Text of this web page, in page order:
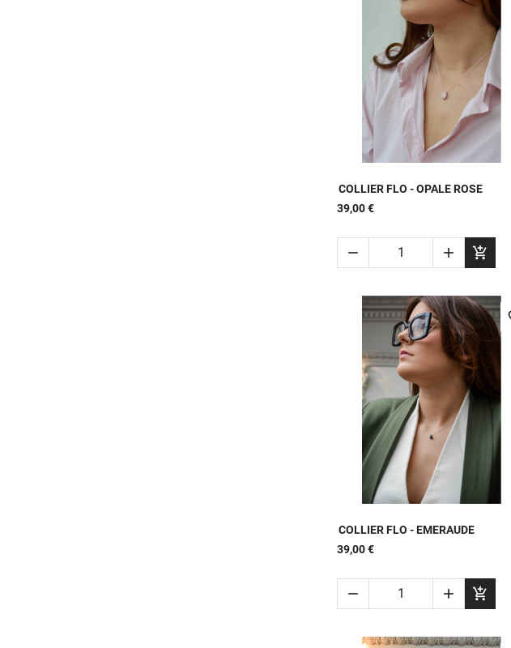
APERÇU RAPIDE
COLLIER FLO - OPALE ROSE
39,00 €
  
APERÇU RAPIDE
COLLIER FLO - EMERAUDE
39,00 €
  